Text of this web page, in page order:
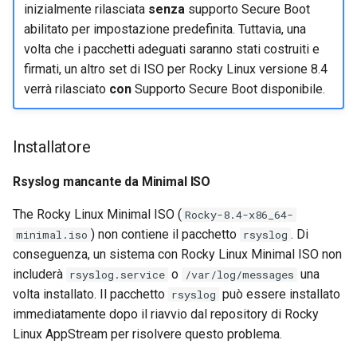
inizialmente rilasciata senza supporto Secure Boot
abilitato per impostazione predefinita. Tuttavia, una
volta che i pacchetti adeguati saranno stati costruiti e
firmati, un altro set di ISO per Rocky Linux versione 8.4
verrà rilasciato conSupporto Secure Boot disponibile.
Installatore
Rsyslog mancante da Minimal ISO
The Rocky Linux Minimal ISO ( Rocky-8.4-x86_64-
minimal.iso ) non contiene il pacchetto rsyslog . Di
conseguenza, un sistema con Rocky Linux Minimal ISO non
includerà rsyslog.service o /var/log/messages una
volta installato. Il pacchetto rsyslog può essere installato
immediatamente dopo il riavvio dal repository di Rocky
Linux AppStream per risolvere questo problema.